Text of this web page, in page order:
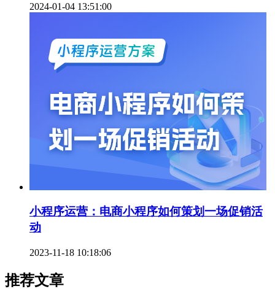
2024-01-04 13:51:00
小程序运营：电商小程序如何策划一场促销活
动
2023-11-18 10:18:06
推荐文章